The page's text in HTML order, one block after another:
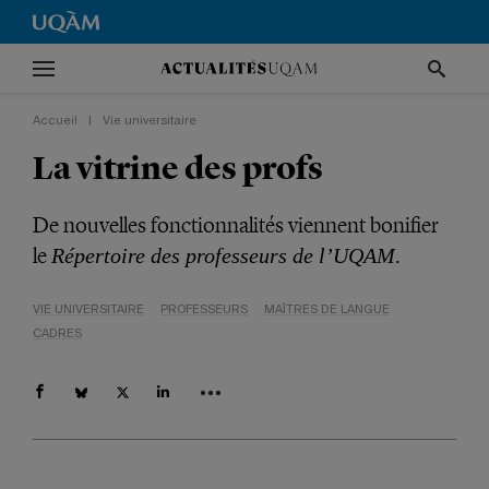
Accueil Vie universitaire
La vitrine des profs
De nouvelles fonctionnalités viennent bonifier
le Répertoire des professeurs de l’UQAM.
VIE UNIVERSITAIRE PROFESSEURS
MAÎTRES DE LANGUE
CADRES